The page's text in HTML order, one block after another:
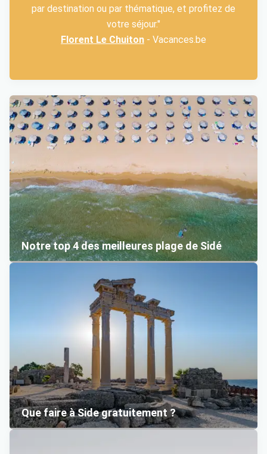
par destination ou par thématique, et profitez de
votre séjour."
Florent Le Chuiton - Vacances.be
Notre top 4 des meilleures plage de Sidé
Que faire à Side gratuitement ?